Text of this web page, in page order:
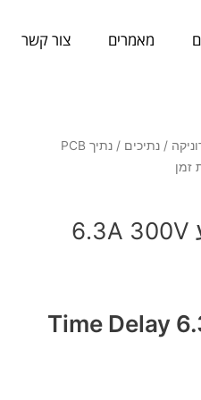
מאמרים צור קשר
/ נתיכים
/ נתיך PCB
נתיך PCB מרובע 6.3A 300V
Time Delay